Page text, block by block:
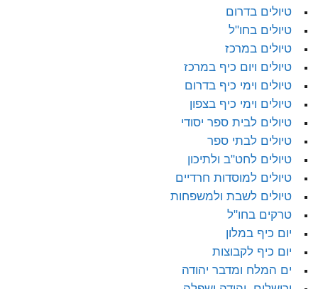
טיולים בדרום
טיולים בחו"ל
טיולים במרכז
טיולים ויום כיף במרכז
טיולים וימי כיף בדרום
טיולים וימי כיף בצפון
טיולים לבית ספר יסודי
טיולים לבתי ספר
טיולים לחט"ב ולתיכון
טיולים למוסדות חרדיים
טיולים לשבת ולמשפחות
טרקים בחו"ל
יום כיף במלון
יום כיף לקבוצות
ים המלח ומדבר יהודה